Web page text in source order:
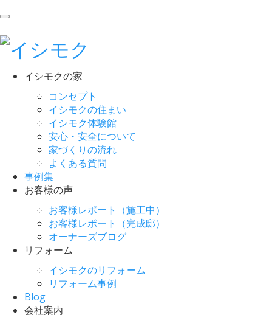
イシモクの家
コンセプト
イシモクの住まい
イシモク体験館
安心・安全について
家づくりの流れ
よくある質問
事例集
お客様の声
お客様レポート（施工中）
お客様レポート（完成邸）
オーナーズブログ
リフォーム
イシモクのリフォーム
リフォーム事例
Blog
会社案内